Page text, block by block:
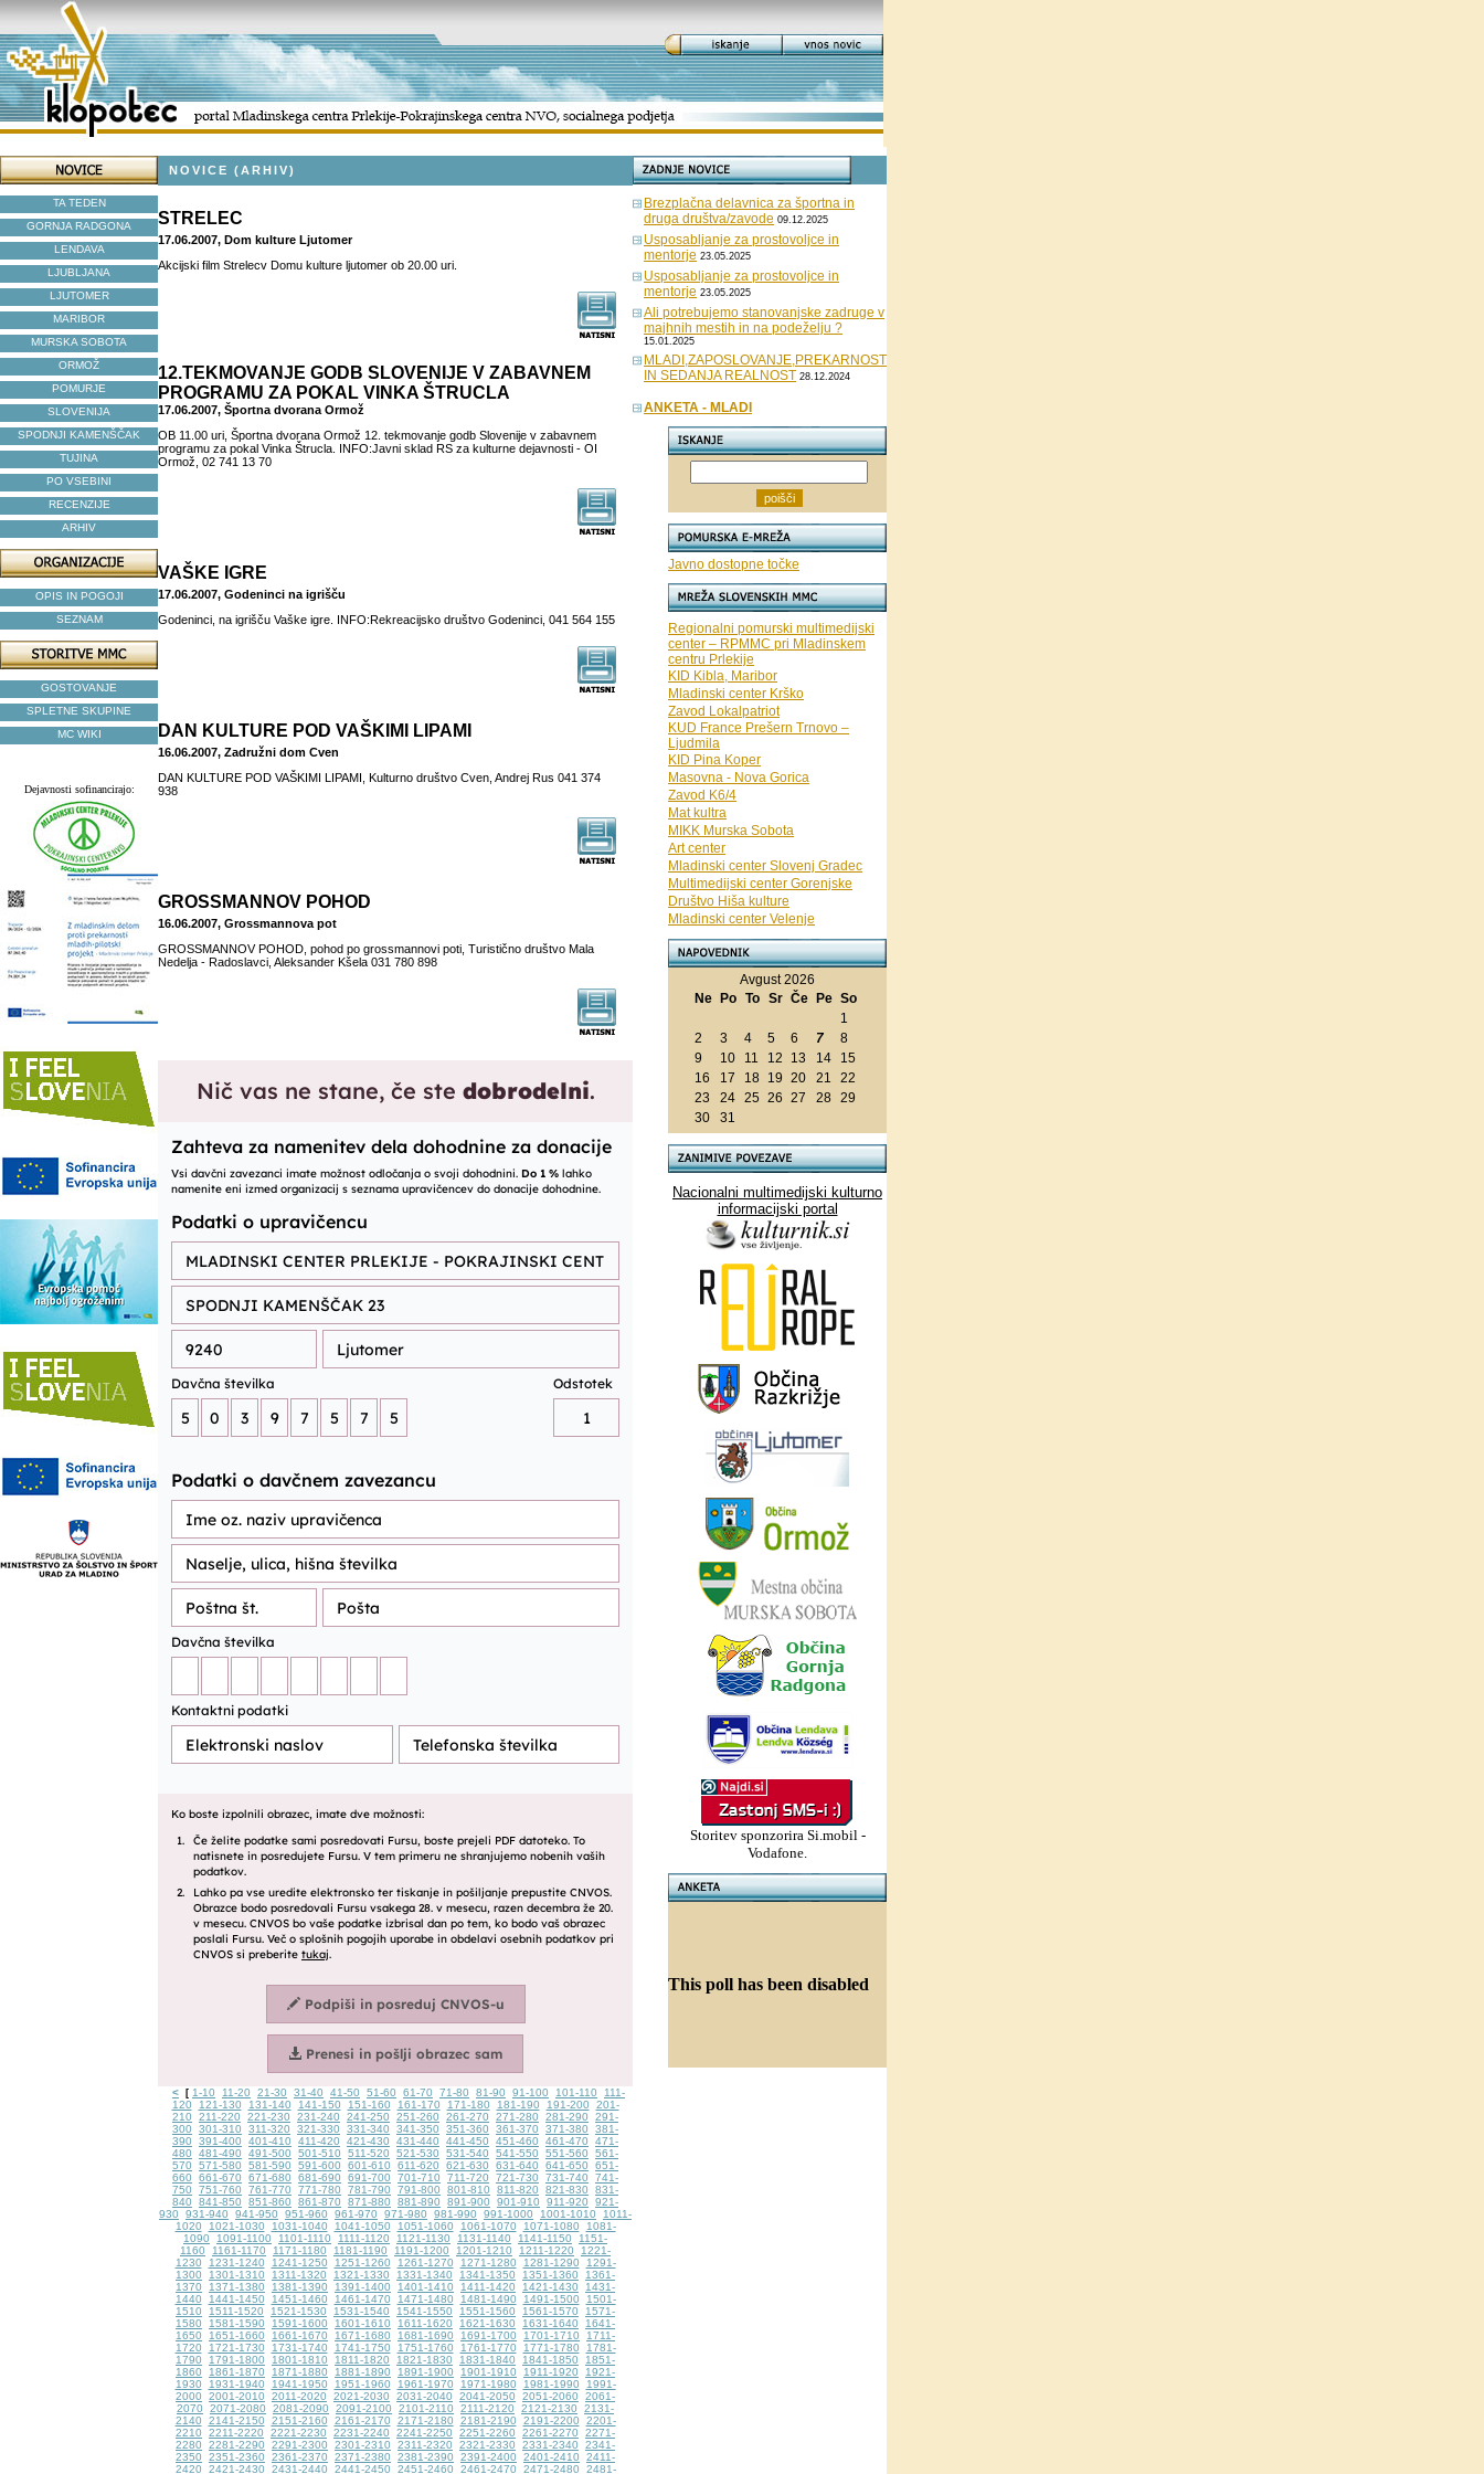
TA TEDEN
GORNJA RADGONA
LENDAVA
LJUBLJANA
LJUTOMER
MARIBOR
MURSKA SOBOTA
ORMOŽ
POMURJE
SLOVENIJA
SPODNJI KAMENŠČAK
TUJINA
PO VSEBINI
RECENZIJE
ARHIV
OPIS IN POGOJI
SEZNAM
GOSTOVANJE
SPLETNE SKUPINE
MC WIKI
Dejavnosti sofinancirajo:
NOVICE (ARHIV)
STRELEC
17.06.2007, Dom kulture Ljutomer
Akcijski film Strelecv Domu kulture ljutomer ob 20.00 uri.
12.TEKMOVANJE GODB SLOVENIJE V ZABAVNEM
PROGRAMU ZA POKAL VINKA ŠTRUCLA
17.06.2007, Športna dvorana Ormož
OB 11.00 uri, Športna dvorana Ormož 12. tekmovanje godb Slovenije v zabavnem
programu za pokal Vinka Štrucla. INFO:Javni sklad RS za kulturne dejavnosti - OI
Ormož, 02 741 13 70
VAŠKE IGRE
17.06.2007, Godeninci na igrišču
Godeninci, na igrišču Vaške igre. INFO:Rekreacijsko društvo Godeninci, 041 564 155
DAN KULTURE POD VAŠKIMI LIPAMI
16.06.2007, Zadružni dom Cven
DAN KULTURE POD VAŠKIMI LIPAMI, Kulturno društvo Cven, Andrej Rus 041 374
938
GROSSMANNOV POHOD
16.06.2007, Grossmannova pot
GROSSMANNOV POHOD, pohod po grossmannovi poti, Turistično društvo Mala
Nedelja - Radoslavci, Aleksander Kšela 031 780 898
< [ 1-10 11-20 21-30 31-40 41-50 51-60 61-70 71-80 81-90 91-100 101-110
111-
120
121-130 131-140 141-150 151-160 161-170 171-180 181-190 191-200
201-
210
211-220 221-230 231-240 241-250 251-260 261-270 271-280 281-290
291-
300
301-310 311-320 321-330 331-340 341-350 351-360 361-370 371-380
381-
390
391-400 401-410 411-420 421-430 431-440 441-450 451-460 461-470
471-
480
481-490 491-500 501-510 511-520 521-530 531-540 541-550 551-560
561-
570
571-580 581-590 591-600 601-610 611-620 621-630 631-640 641-650
651-
660
661-670 671-680 681-690 691-700 701-710 711-720 721-730 731-740
741-
750
751-760 761-770 771-780 781-790 791-800 801-810 811-820 821-830
831-
840
841-850 851-860 861-870 871-880 881-890 891-900 901-910 911-920
921-
930
931-940 941-950 951-960 961-970 971-980 981-990 991-1000 1001-1010
1011-
1020
1021-1030 1031-1040 1041-1050 1051-1060 1061-1070 1071-1080
1081-
1090
1091-1100 1101-1110 1111-1120 1121-1130 1131-1140 1141-1150
1151-
1160
1161-1170 1171-1180 1181-1190 1191-1200 1201-1210 1211-1220
1221-
1230
1231-1240 1241-1250 1251-1260 1261-1270 1271-1280 1281-1290
1291-
1300
1301-1310 1311-1320 1321-1330 1331-1340 1341-1350 1351-1360
1361-
1370
1371-1380 1381-1390 1391-1400 1401-1410 1411-1420 1421-1430
1431-
1440
1441-1450 1451-1460 1461-1470 1471-1480 1481-1490 1491-1500
1501-
1510
1511-1520 1521-1530 1531-1540 1541-1550 1551-1560 1561-1570
1571-
1580
1581-1590 1591-1600 1601-1610 1611-1620 1621-1630 1631-1640
1641-
1650
1651-1660 1661-1670 1671-1680 1681-1690 1691-1700 1701-1710
1711-
1720
1721-1730 1731-1740 1741-1750 1751-1760 1761-1770 1771-1780
1781-
1790
1791-1800 1801-1810 1811-1820 1821-1830 1831-1840 1841-1850
1851-
1860
1861-1870 1871-1880 1881-1890 1891-1900 1901-1910 1911-1920
1921-
1930
1931-1940 1941-1950 1951-1960 1961-1970 1971-1980 1981-1990
1991-
2000
2001-2010 2011-2020 2021-2030 2031-2040 2041-2050 2051-2060
2061-
2070
2071-2080 2081-2090 2091-2100 2101-2110 2111-2120 2121-2130
2131-
2140
2141-2150 2151-2160 2161-2170 2171-2180 2181-2190 2191-2200
2201-
2210
2211-2220 2221-2230 2231-2240 2241-2250 2251-2260 2261-2270
2271-
2280
2281-2290 2291-2300 2301-2310 2311-2320 2321-2330 2331-2340
2341-
2350
2351-2360 2361-2370 2371-2380 2381-2390 2391-2400 2401-2410
2411-
2420
2421-2430 2431-2440 2441-2450 2451-2460 2461-2470 2471-2480 2481-
Brezplačna delavnica za športna in
druga društva/zavode 09.12.2025
Usposabljanje za prostovoljce in
mentorje 23.05.2025
Usposabljanje za prostovoljce in
mentorje 23.05.2025
Ali potrebujemo stanovanjske zadruge v
majhnih mestih in na podeželju ?
15.01.2025
MLADI,ZAPOSLOVANJE,PREKARNOST
IN SEDANJA REALNOST 28.12.2024
ANKETA - MLADI
Javno dostopne točke
Regionalni pomurski multimedijski
center – RPMMC pri Mladinskem
centru Prlekije
KID Kibla, Maribor
Mladinski center Krško
Zavod Lokalpatriot
KUD France Prešern Trnovo –
Ljudmila
KID Pina Koper
Masovna - Nova Gorica
Zavod K6/4
Mat kultra
MIKK Murska Sobota
Art center
Mladinski center Slovenj Gradec
Multimedijski center Gorenjske
Društvo Hiša kulture
Mladinski center Velenje
Avgust 2026
Ne
Po To Sr Če Pe So
1
2
3 4 5 6 7
8
9
10 11 12 13 14
15
16
17 18 19 20 21
22
23
24 25 26 27 28 29
30
31
Nacionalni multimedijski kulturno
informacijski portal
Storitev sponzorira Si.mobil -
Vodafone.
This poll has been disabled